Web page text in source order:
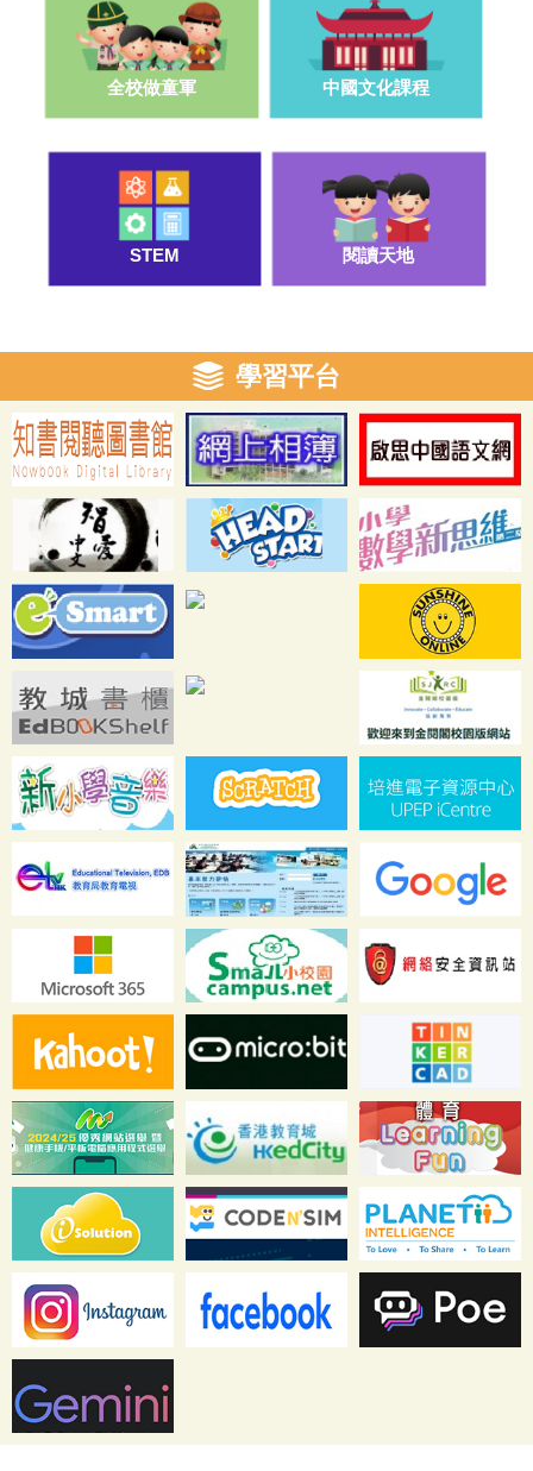
石湖墟公立學校親子嘉年華《親子幸福·
石湖人》全校做童軍 中國文化課程
STEM 閱讀天地
學習平台